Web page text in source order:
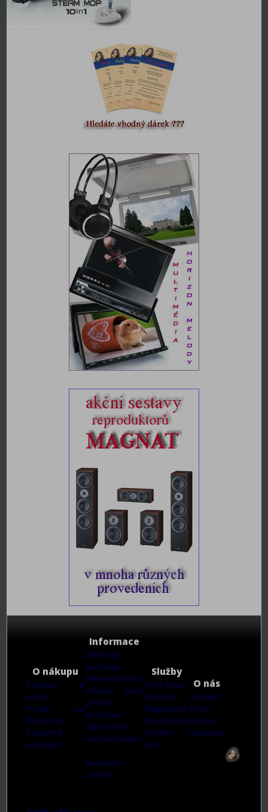
O nákupu
Doprava a
platba
Prodej na
Slovensko
Kamenná
prodejna
Informace
Obchodní
podmínky
Reklamační řád
Vrácení nebo
výměna
Ke stažení
Zpracování
osobních údajů
Nastavení
cookies
Služby
Ceník prací
Montáže
Diagnostika
Odkódování
ČJ menu
více...
O nás
Kontakt
Firma
Historie
Instalace